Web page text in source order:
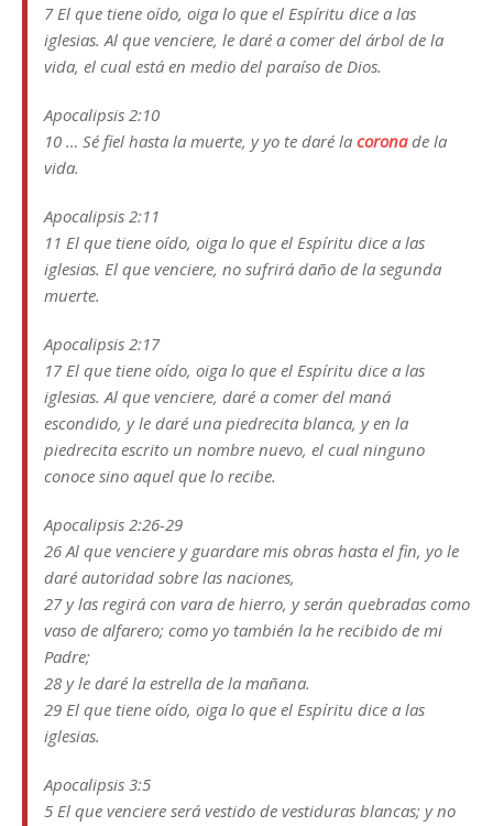
7 El que tiene oído, oiga lo que el Espíritu dice a las
iglesias. Al que venciere, le daré a comer del árbol de la
vida, el cual está en medio del paraíso de Dios.
Apocalipsis 2:10
10 … Sé fiel hasta la muerte, y yo te daré la coronade la
vida.
Apocalipsis 2:11
11 El que tiene oído, oiga lo que el Espíritu dice a las
iglesias. El que venciere, no sufrirá daño de la segunda
muerte.
Apocalipsis 2:17
17 El que tiene oído, oiga lo que el Espíritu dice a las
iglesias. Al que venciere, daré a comer del maná
escondido, y le daré una piedrecita blanca, y en la
piedrecita escrito un nombre nuevo, el cual ninguno
conoce sino aquel que lo recibe.
Apocalipsis 2:26-29
26 Al que venciere y guardare mis obras hasta el fin, yo le
daré autoridad sobre las naciones,
27 y las regirá con vara de hierro, y serán quebradas como
vaso de alfarero; como yo también la he recibido de mi
Padre;
28 y le daré la estrella de la mañana.
29 El que tiene oído, oiga lo que el Espíritu dice a las
iglesias.
Apocalipsis 3:5
5 El que venciere será vestido de vestiduras blancas; y no